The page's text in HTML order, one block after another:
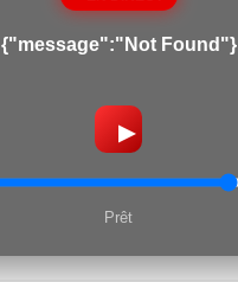
{"message":"Not Found"}
▶
Prêt